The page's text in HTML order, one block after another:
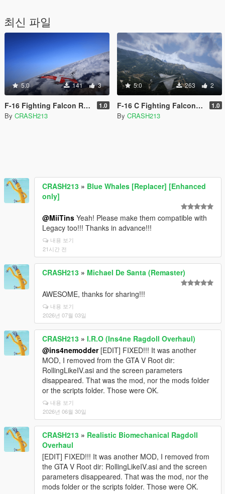
최신 파일
5.0 141 3
F-16 Fighting Falcon RDAF 50 Anniversary Livery 1.0
By CRASH213
5.0 263 2
F-16 C Fighting Falcon Argentina 1.0
By CRASH213
CRASH213 » Blue Whales [Replacer] [Enhanced
only]
@MiiTins Yeah! Please make them compatible with
Legacy too!!! Thanks in advance!!!
내용 보기
21시간 전
CRASH213 » Michael De Santa (Remaster)
AWESOME, thanks for sharing!!!
내용 보기
2026년 07월 03일
CRASH213 » I.R.O (Ins4ne Ragdoll Overhaul)
@ins4nemodder[EDIT] FIXED!!! It was another
MOD, I removed from the GTA V Root dir:
RollingLikeIV.asi and the screen parameters
disappeared. That was the mod, nor the mods folder
or the scripts folder. Those were OK.
내용 보기
2026년 06월 30일
CRASH213 » Realistic Biomechanical Ragdoll
Overhaul
[EDIT] FIXED!!! It was another MOD, I removed from
the GTA V Root dir: RollingLikeIV.asi and the screen
parameters disappeared. That was the mod, nor the
mods folder or the scripts folder. Those were OK.